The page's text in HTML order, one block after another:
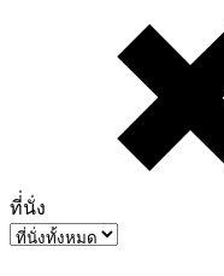
ที่่นั่ง